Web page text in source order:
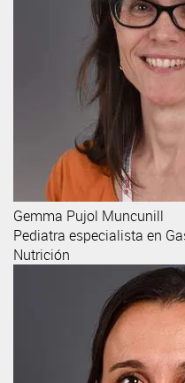
Gemma Pujol Muncunill
Pediatra especialista en
Nutrición